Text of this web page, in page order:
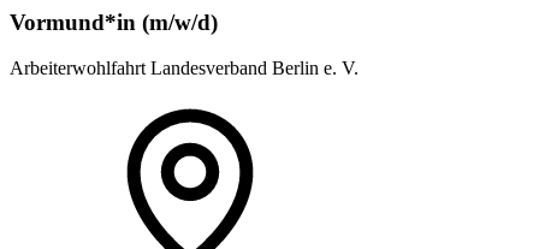
Vormund*in (m/w/d)
Arbeiterwohlfahrt Landesverband Berlin e. V.